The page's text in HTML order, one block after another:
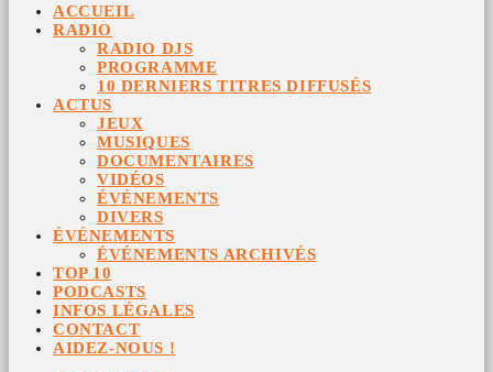
ACCUEIL
RADIO
RADIO DJS
PROGRAMME
10 DERNIERS TITRES DIFFUSÉS
ACTUS
JEUX
MUSIQUES
DOCUMENTAIRES
VIDÉOS
ÉVÉNEMENTS
DIVERS
ÉVÉNEMENTS
ÉVÉNEMENTS ARCHIVÉS
TOP 10
PODCASTS
INFOS LÉGALES
CONTACT
AIDEZ-NOUS !